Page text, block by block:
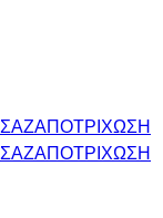
ΑΠΟΤΡΙΧΩΣΗ
ΑΠΟΤΡΙΧΩΣΗ